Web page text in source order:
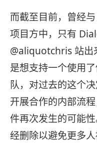
而截至目前，曾经
项目方中，只有
@aliquotchris 站出
是想支持一个使用
队，对过去的这个
开展合作的内部流
件再次发生的可能
经删除以避免更多